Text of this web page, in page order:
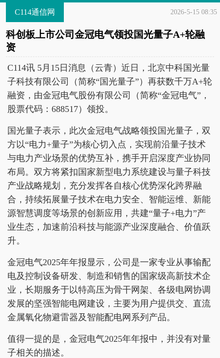
C114通信网 2026-5-15 08:35
科创板上市公司金冠电气领投国光量子A+轮融
资
C114讯 5月15日消息（云青）近日，北京中科国光量
子科技有限公司（简称“国光量子”）再获数千万A+轮
融资，由金冠电气股份有限公司（简称“金冠电气”，
股票代码：688517）领投。
国光量子表示，此次金冠电气战略领投国光量子，双
方以“电力+量子”为核心切入点，实现前沿量子技术
与电力产业场景的优势互补，携手开启深度产业协同
布局。双方将紧扣国家新型电力系统建设与量子科技
产业战略规划，充分发挥各自核心优势深化跨界融
合，持续拓展量子技术在电力安全、智能运维、新能
源智慧调度等场景的创新应用，共建“量子+电力”产
业生态，加速前沿科技与能源产业深度融合、价值跃
升。
金冠电气2025年年报显示，公司是一家专业从事输配
电及控制设备研发、制造和销售的国家级高新技术企
业，长期服务于以特高压为骨干网架、各级电网协调
发展的坚强智能电网建设，主要为用户提供交、直流
金属氧化物避雷器及智能配电网系列产品。
值得一提的是，金冠电气2025年年报中，并没有对量
子相关的描述。